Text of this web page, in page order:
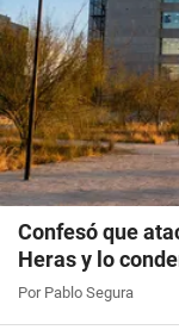
Confesó que
Heras y lo
Por Pablo Segura